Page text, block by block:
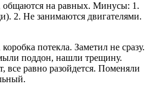
общаются на равных. Минусы: 1.
2. Не занимаются двигателями.
потекла. Заметил не сразу.
поддон, нашли трещину.
все равно разойдется. Поменяли